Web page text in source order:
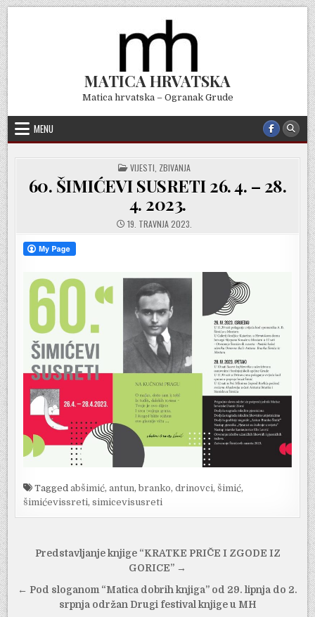
Skip
to
content
MATICA HRVATSKA
Matica hrvatska – Ogranak Grude
MENU
POSTED
IN
VIJESTI ZBIVANJA
60. ŠIMIĆEVI SUSRETI 26. 4. – 28.
4. 2023.
19. TRAVNJA 2023.
Taggedabšimić,antun,branko,drinovci, šimić,
šimićevissreti,simicevisusreti
Navigacija
Predstavljanje knjige “KRATKE PRIČE I ZGODE IZ
GORICE” →
← Pod sloganom “Matica dobrih knjiga” od 29. lipnja do 2.
srpnja održan Drugi festival knjige u MH